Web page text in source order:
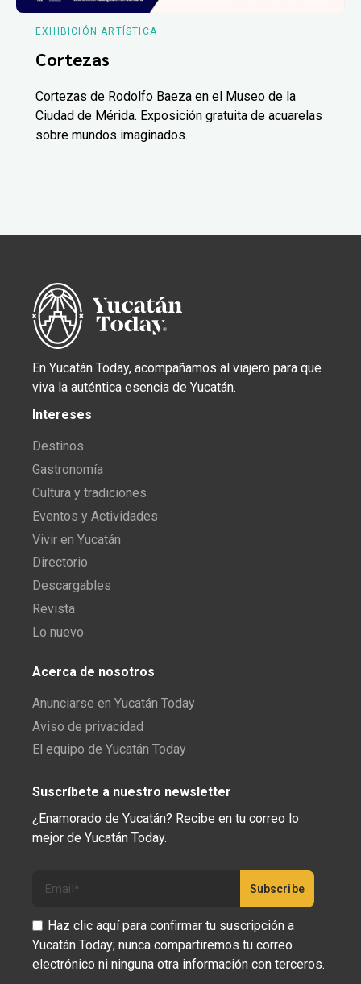
EXHIBICIÓN ARTÍSTICA
Cortezas
Cortezas de Rodolfo Baeza en el Museo de la
Ciudad de Mérida. Exposición gratuita de acuarelas
sobre mundos imaginados.
En Yucatán Today, acompañamos al viajero para que
viva la auténtica esencia de Yucatán.
Intereses
Destinos
Gastronomía
Cultura y tradiciones
Eventos y Actividades
Vivir en Yucatán
Directorio
Descargables
Revista
Lo nuevo
Acerca de nosotros
Anunciarse en Yucatán Today
Aviso de privacidad
El equipo de Yucatán Today
Suscríbete a nuestro newsletter
¿Enamorado de Yucatán? Recibe en tu correo lo
mejor de Yucatán Today.
Haz clic aquí para confirmar tu suscripción a
Yucatán Today; nunca compartiremos tu correo
electrónico ni ninguna otra información con terceros.